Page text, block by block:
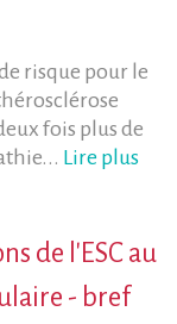
risque pour le
fois plus de
Lire plus
de l'ESC au
- bref